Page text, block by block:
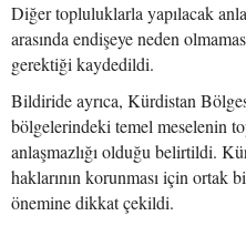
Diğer topluluklarla yapılacak
arasında endişeye neden
gerektiği kaydedildi.
Bildiride ayrıca, Kürdistan
bölgelerindeki temel meselenin
anlaşmazlığı olduğu belirtildi.
haklarının korunması için ortak
önemine dikkat çekildi.